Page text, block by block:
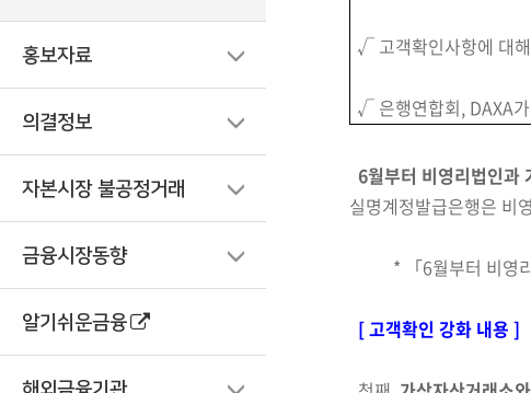
홍보자료
의결정보
자본시장 불공정거래
금융시장동향
알기쉬운금융
√ 고객확인사항에 대
√ 은행연합회, DAXA
6월부터 비영리법인과
실명계정발급은행은 비
* 「6월부터 비
[ 고객확인 강화 내용 ]